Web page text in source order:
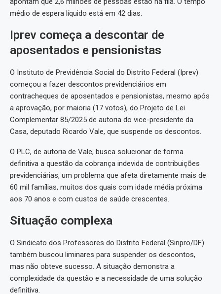
médio de espera líquido está em 42 dias.
Iprev começa a descontar de
aposentados e pensionistas
O Instituto de Previdência Social do Distrito Federal (Iprev)
começou a fazer descontos previdenciários em
contracheques de aposentados e pensionistas, mesmo após
a aprovação, por maioria (17 votos), do Projeto de Lei
Complementar 85/2025 de autoria do vice-presidente da
Casa, deputado Ricardo Vale, que suspende os descontos.
O PLC, de autoria de Vale, busca solucionar de forma
definitiva a questão da cobrança indevida de contribuições
previdenciárias, um problema que afeta diretamente mais de
60 mil famílias, muitos dos quais com idade média próxima
aos 70 anos e com custos de saúde crescentes.
Situação complexa
O Sindicato dos Professores do Distrito Federal (Sinpro/DF)
também buscou liminares para suspender os descontos,
mas não obteve sucesso. A situação demonstra a
complexidade da questão e a necessidade de uma solução
definitiva.